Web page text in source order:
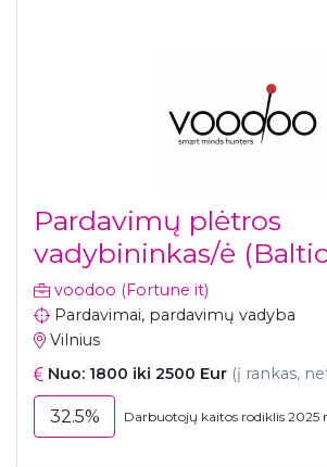
Pardavimų plėtros
vadybininkas/ė
voodoo (Fortune it)
Pardavimai, pardavimų vadyba
Vilnius
Nuo: 1800 iki 2500 Eur (į rankas,
32.5% Darbuotojų kaitos rodiklis 2025